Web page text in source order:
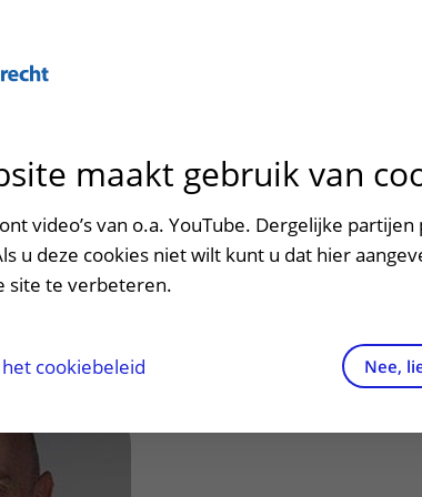
patiëntportaal
het ziekenhuis
en voorzieningen
en veiligheid
Contact en route
Contactgegevens
Verwijzers
Teleconsult
M. (Metten)
Zorglijn Affectieve en Psychotische stoornissen
maakt gebruik van
video’s van o.a. YouTube. Dergelijke
u deze cookies niet wilt kunt u dat hier
site te verbeteren.
cookiebeleid Nee,